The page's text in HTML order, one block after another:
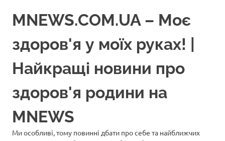
MNEWS.COM.UA – Моє
здоров'я у моїх руках! |
Найкращі новини про
здоров'я родини на
MNEWS
Ми особливі, тому повинні дбати про себе та найближчих